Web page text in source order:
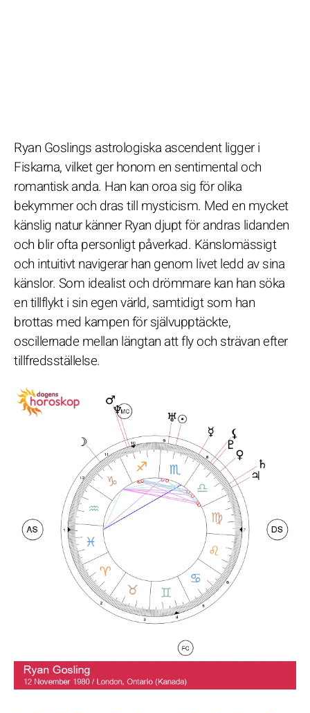
Ryan Goslings astrologiska ascendent ligger i
Fiskarna, vilket ger honom en sentimental och
romantisk anda. Han kan oroa sig för olika
bekymmer och dras till mysticism. Med en mycket
känslig natur känner Ryan djupt för andras lidanden
och blir ofta personligt påverkad. Känslomässigt
och intuitivt navigerar han genom livet ledd av sina
känslor. Som idealist och drömmare kan han söka
en tillflykt i sin egen värld, samtidigt som han
brottas med kampen för självupptäckte,
oscillernade mellan längtan att fly och strävan efter
tillfredsställelse.